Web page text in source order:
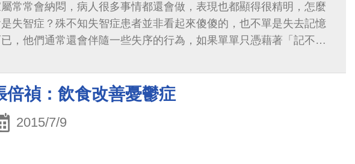
常常會納悶，病人很多事情都還會做，表現也都顯得很精明，怎麼
失智症？殊不知失智症患者並非看起來傻傻的，也不單是失去記憶
，他們通常還會伴隨一些失序的行為，如果單單只憑藉著「記不記
倍禎：飲食改善憂鬱症
2015/7/9